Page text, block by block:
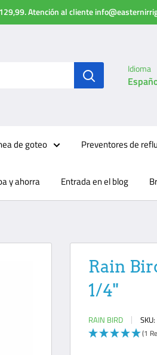
Atención al cliente
Idioma
de goteo Preventores de
y ahorra Entrada en el blog
Rain
1/4"
RAIN BIRD SKU:
(1